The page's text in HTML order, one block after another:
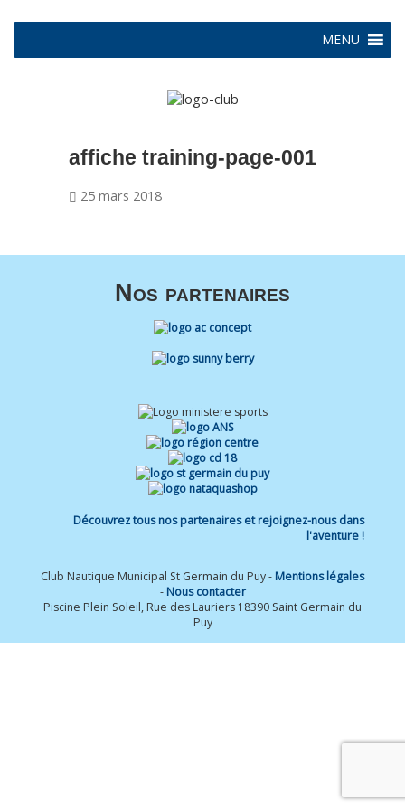
MENU
affiche training-page-001
25 mars 2018
Nos partenaires
Découvrez tous nos partenaires et rejoignez-nous dans
l'aventure !
Club Nautique Municipal St Germain du Puy - Mentions légales
- Nous contacter
Piscine Plein Soleil, Rue des Lauriers 18390 Saint Germain du
Puy